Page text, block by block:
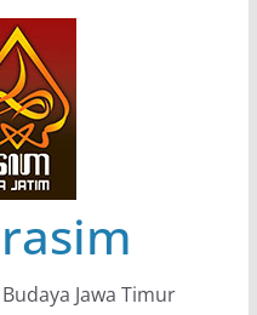
di Balik “Samaleak”
dan Budaya: Catatan
Haryo Soekartono
ke Taman Budaya Jawa
Agus Koecink
Ungkapan Kritis Tentang
Jawa Timur